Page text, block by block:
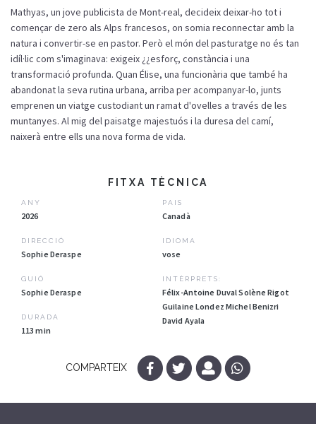
Mathyas, un jove publicista de Mont-real, decideix deixar-ho tot i
començar de zero als Alps francesos, on somia reconnectar amb la
natura i convertir-se en pastor. Però el món del pasturatge no és tan
idíl·lic com s'imaginava: exigeix ¿¿esforç, constància i una
transformació profunda. Quan Élise, una funcionària que també ha
abandonat la seva rutina urbana, arriba per acompanyar-lo, junts
emprenen un viatge custodiant un ramat d'ovelles a través de les
muntanyes. Al mig del paisatge majestuós i la duresa del camí,
naixerà entre ells una nova forma de vida.
FITXA TÈCNICA
ANY
2026
DIRECCIÓ
Sophie Deraspe
GUIÓ
Sophie Deraspe
DURADA
113 min
PAIS
Canadà
IDIOMA
vose
INTÈRPRETS:
Félix-Antoine Duval Solène Rigot
Guilaine Londez Michel Benizri
David Ayala
COMPARTEIX